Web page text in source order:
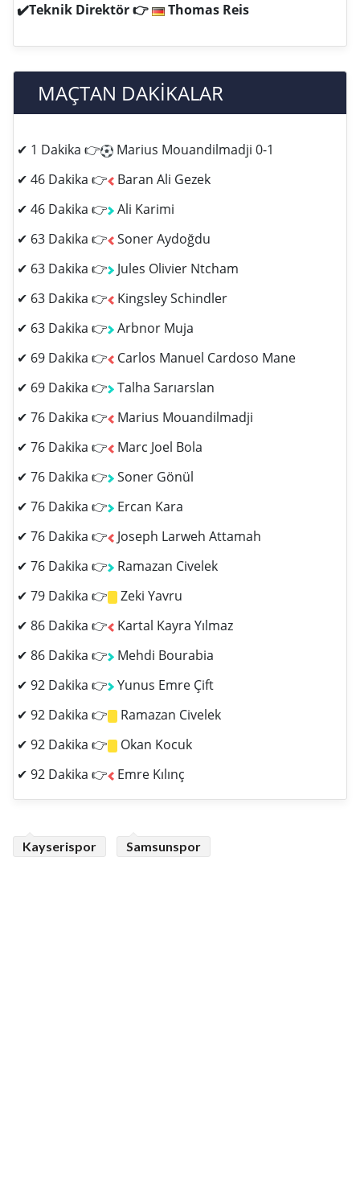
✔️Teknik Direktör 👉
Thomas Reis
MAÇTAN DAKİKALAR
✔ 1 Dakika 👉
Marius Mouandilmadji 0-1
✔ 46 Dakika 👉
Baran Ali Gezek
✔ 46 Dakika 👉 Ali Karimi
✔ 63 Dakika 👉 Soner Aydoğdu
✔ 63 Dakika 👉 Jules Olivier Ntcham
✔ 63 Dakika 👉
Kingsley Schindler
✔ 63 Dakika 👉 Arbnor Muja
✔ 69 Dakika 👉
Carlos Manuel Cardoso Mane
✔ 69 Dakika 👉 Talha Sarıarslan
✔ 76 Dakika 👉
Marius Mouandilmadji
✔ 76 Dakika 👉
Marc Joel Bola
✔ 76 Dakika 👉 Soner Gönül
✔ 76 Dakika 👉 Ercan Kara
✔ 76 Dakika 👉
Joseph Larweh Attamah
✔ 76 Dakika 👉 Ramazan Civelek
✔ 79 Dakika 👉
Zeki Yavru
✔ 86 Dakika 👉
Kartal Kayra Yılmaz
✔ 86 Dakika 👉 Mehdi Bourabia
✔ 92 Dakika 👉 Yunus Emre Çift
✔ 92 Dakika 👉
Ramazan Civelek
✔ 92 Dakika 👉
Okan Kocuk
✔ 92 Dakika 👉
Emre Kılınç
Kayserispor Samsunspor